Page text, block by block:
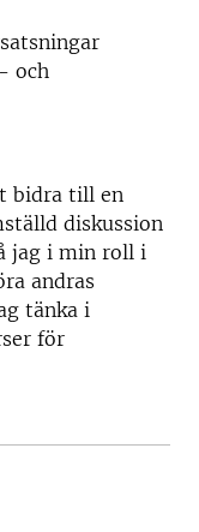
och
bidra till en
diskussion
jag i min roll i
andras
tänka i
för